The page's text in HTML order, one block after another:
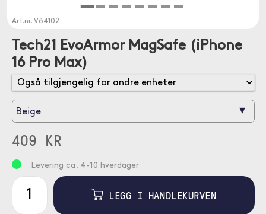
Art.nr. V84102
Tech21 EvoArmor MagSafe (iPhone
16 Pro Max)
Beige ▾
409 KR
Levering ca. 4-10 hverdager
LEGG I HANDLEKURVEN